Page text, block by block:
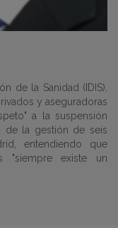
de la Sanidad (IDIS),
y aseguradoras
a la suspensión
de la gestión de seis
entendiendo que
"siempre existe un